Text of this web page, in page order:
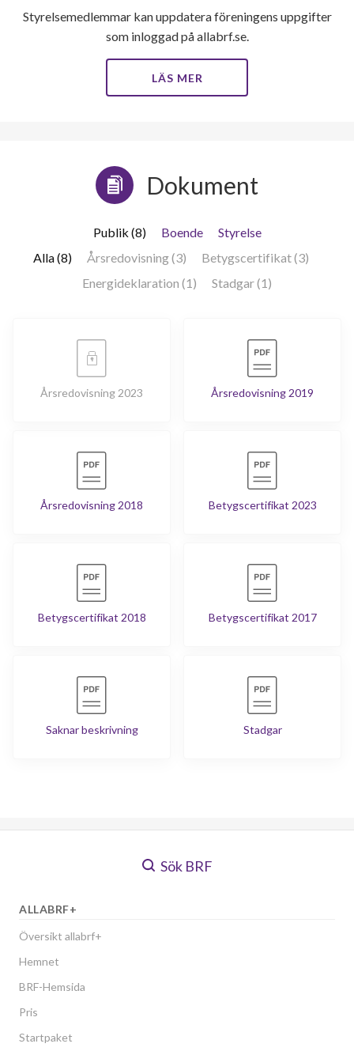
Styrelsemedlemmar kan uppdatera föreningens uppgifter
som inloggad på allabrf.se.
LÄS MER
Dokument
Publik (8) Boende
Styrelse
Alla (8)
Årsredovisning (3)
Betygscertifikat (3)
Energideklaration (1)
Stadgar (1)
Årsredovisning 2023 Årsredovisning 2019
Årsredovisning 2018 Betygscertifikat 2023
Betygscertifikat 2018 Betygscertifikat 2017
Saknar beskrivning Stadgar
Sök BRF
ALLABRF+
Översikt allabrf+
Hemnet
BRF-Hemsida
Pris
Startpaket